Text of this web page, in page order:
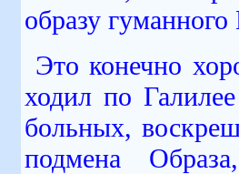
образу
Это конечно
ходил по
больных,
подмена